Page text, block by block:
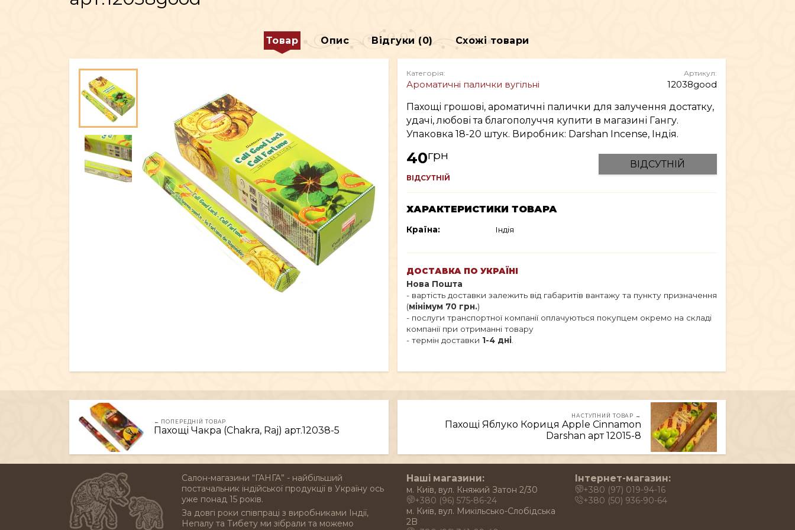
ЕКСКЛЮЗИВ ВСЕ ДЛЯ КУРІННЯ
Товар Опис Відгуки (0) Схожі товари
Категорія:
Ароматичні палички вугільні
Артикул:
12038good
Пахощі грошові, ароматичні палички для залучення достатку,
удачі, любові та благополуччя купити в магазині Гангу.
Упаковка 18-20 штук. Виробник: Darshan Incense, Індія.
40грн
ВІДСУТНІЙ
ВІДСУТНІЙ
ХАРАКТЕРИСТИКИ ТОВАРА
Країна: Індія
ДОСТАВКА ПО УКРАЇНІ
Нова Пошта
- вартість доставки залежить від габаритів вантажу та пункту призначення
(мінімум 70 грн.)
- послуги транспортної компанії оплачуються покупцем окремо на складі
компанії при отриманні товару
- термін доставки 1-4 дні
← ПОПЕРЕДНІЙ ТОВАР
Пахощі Чакра (Chakra, Raj) арт.12038-5
НАСТУПНИЙ ТОВАР →
Пахощі Яблуко Кориця Apple Cinnamon
Darshan арт 12015-8
Салон-магазини “ГАНГА” - найбільший
постачальник індійської продукції в Україну ось
уже понад 15 років.
За довгі роки співпраці з виробниками Індії,
Непалу та Тибету ми зібрали та можемо
Наші магазини:
м. Київ, вул. Княжий Затон 2/30
+380 (96) 575-86-24
м. Київ, вул. Микільсько-Слобідська
2B
Інтернет-магазин:
+380 (97) 019-94-16
+380 (50) 936-90-64